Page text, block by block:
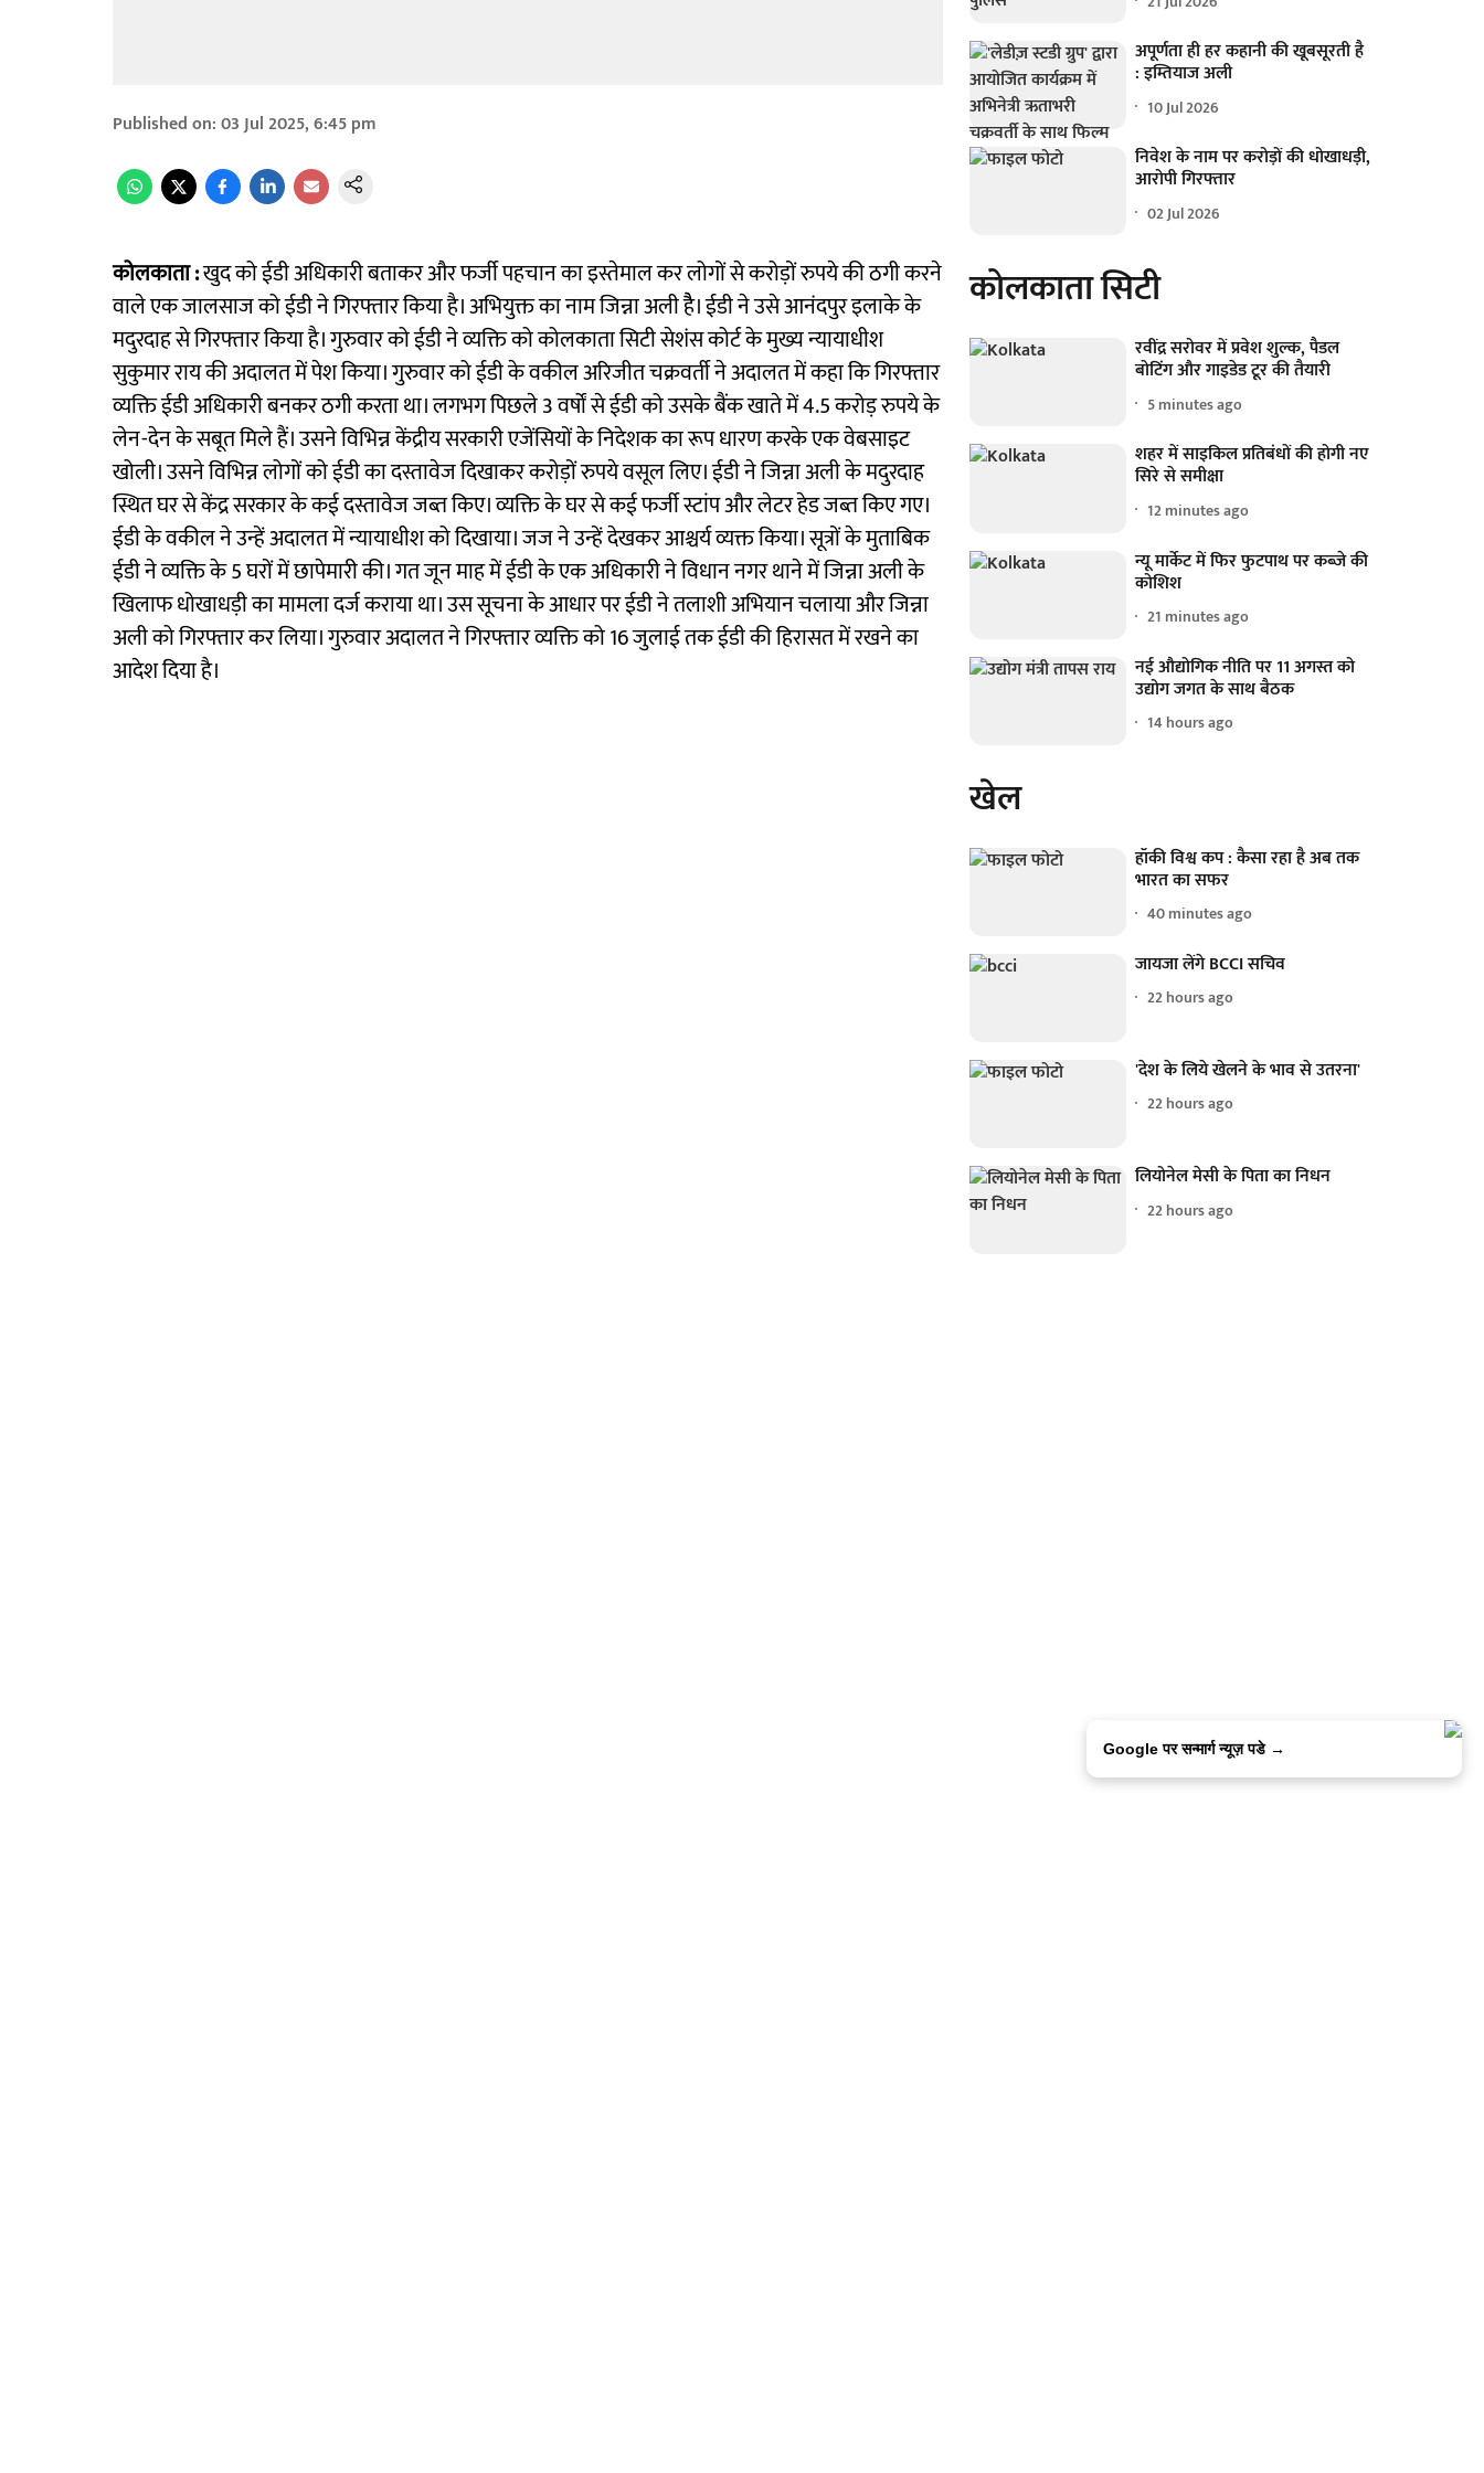
Published on:03 Jul 2025, 6:45 pm
कोलकाता :खुद को ईडी अधिकारी बताकर और फर्जी पहचान का इस्तेमाल कर लोगों से करोड़ों रुपये की ठगी करने
वाले एक जालसाज को ईडी ने गिरफ्तार किया है। अभियुक्त का नाम जिन्ना अली हैै। ईडी ने उसे आनंदपुर इलाके के
मदुरदाह से गिरफ्तार किया है। गुरुवार को ईडी ने व्यक्ति को कोलकाता सिटी सेशंस कोर्ट के मुख्य न्यायाधीश
सुकुमार राय की अदालत में पेश किया। गुरुवार को ईडी के वकील अरिजीत चक्रवर्ती ने अदालत में कहा कि गिरफ्तार
व्यक्ति ईडी अधिकारी बनकर ठगी करता था। लगभग पिछले 3 वर्षों से ईडी को उसके बैंक खाते में 4.5 करोड़ रुपये के
लेन-देन के सबूत मिले हैं। उसने विभिन्न केंद्रीय सरकारी एजेंसियों के निदेशक का रूप धारण करके एक वेबसाइट
खोली। उसने विभिन्न लोगों को ईडी का दस्तावेज दिखाकर करोड़ों रुपये वसूल लिए। ईडी ने जिन्ना अली के मदुरदाह
स्थित घर से केंद्र सरकार के कई दस्तावेज जब्त किए। व्यक्ति के घर से कई फर्जी स्टांप और लेटर हेड जब्त किए गए।
ईडी के वकील ने उन्हें अदालत में न्यायाधीश को दिखाया। जज ने उन्हें देखकर आश्चर्य व्यक्त किया। सूत्रों के मुताबिक
ईडी ने व्यक्ति के 5 घरों में छापेमारी की। गत जून माह में ईडी के एक अधिकारी ने विधान नगर थाने में जिन्ना अली के
खिलाफ धोखाधड़ी का मामला दर्ज कराया था। उस सूचना के आधार पर ईडी ने तलाशी अभियान चलाया और जिन्ना
अली को गिरफ्तार कर लिया। गुरुवार अदालत ने गिरफ्तार व्यक्ति को 16 जुलाई तक ईडी की हिरासत में रखने का
आदेश दिया है।
अपूर्णता ही हर कहानी की खूबसूरती है
: इम्तियाज अली
10 Jul 2026
निवेश के नाम पर करोड़ों की धोखाधड़ी,
आरोपी गिरफ्तार
02 Jul 2026
कोलकाता सिटी
रवींद्र सरोवर में प्रवेश शुल्क, पैडल
बोटिंग और गाइडेड टूर की तैयारी
5 minutes ago
शहर में साइकिल प्रतिबंधों की होगी नए
सिरे से समीक्षा
12 minutes ago
न्यू मार्केट में फिर फुटपाथ पर कब्जे की
कोशिश
21 minutes ago
नई औद्योगिक नीति पर 11 अगस्त को
उद्योग जगत के साथ बैठक
14 hours ago
खेल
हॉकी विश्व कप : कैसा रहा है अब तक
भारत का सफर
40 minutes ago
जायजा लेंगे BCCI सचिव
22 hours ago
'देश के लिये खेलने के भाव से उतरना'
22 hours ago
लियोनेल मेसी के पिता का निधन
22 hours ago
Google पर सन्मार्ग न्यूज़ पडे →